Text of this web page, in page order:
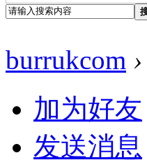
burrukcom ›
加为好友
发送消息